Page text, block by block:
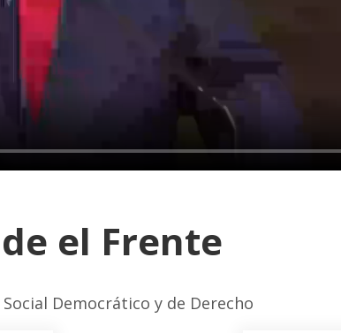
el Frente
Democrático y de Derecho